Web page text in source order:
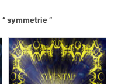
symmetrie